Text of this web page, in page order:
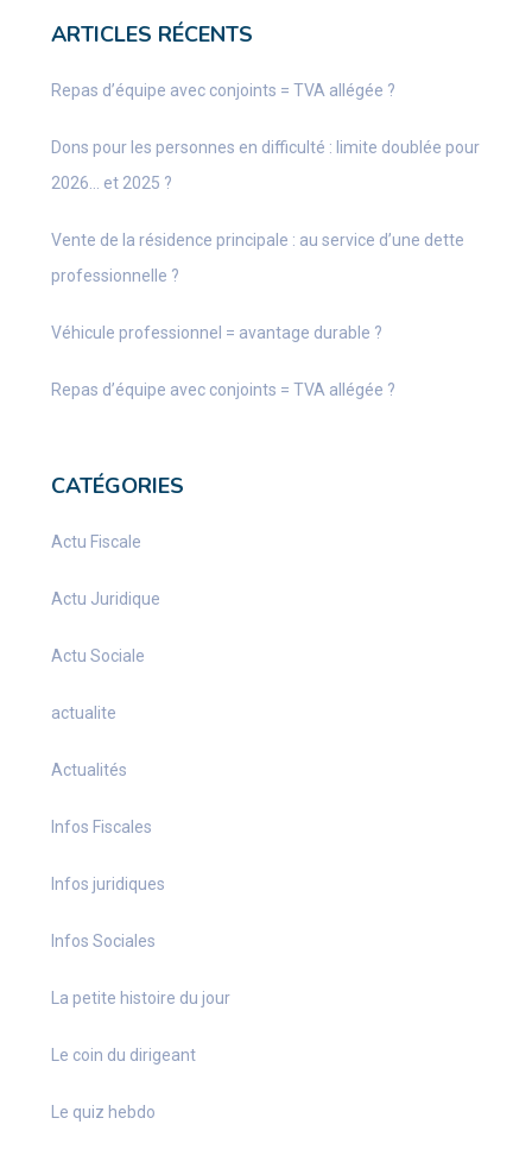
ARTICLES RÉCENTS
Repas d’équipe avec conjoints = TVA allégée ?
Dons pour les personnes en difficulté : limite doublée pour
2026… et 2025 ?
Vente de la résidence principale : au service d’une dette
professionnelle ?
Véhicule professionnel = avantage durable ?
Repas d’équipe avec conjoints = TVA allégée ?
CATÉGORIES
Actu Fiscale
Actu Juridique
Actu Sociale
actualite
Actualités
Infos Fiscales
Infos juridiques
Infos Sociales
La petite histoire du jour
Le coin du dirigeant
Le quiz hebdo